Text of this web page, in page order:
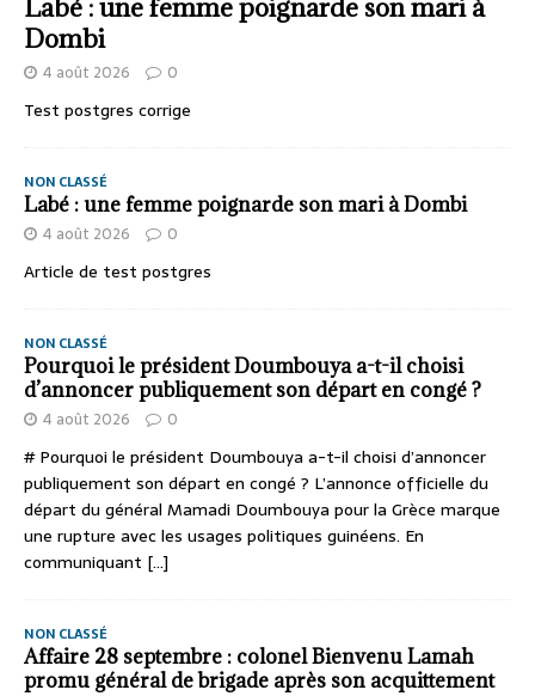
Labé : une femme poignarde son mari à
Dombi
4 août 2026 0
Test postgres corrige
NON CLASSÉ
Labé : une femme poignarde son mari à Dombi
4 août 2026 0
Article de test postgres
NON CLASSÉ
Pourquoi le président Doumbouya a-t-il choisi
d’annoncer publiquement son départ en congé ?
4 août 2026 0
# Pourquoi le président Doumbouya a-t-il choisi d’annoncer
publiquement son départ en congé ? L’annonce officielle du
départ du général Mamadi Doumbouya pour la Grèce marque
une rupture avec les usages politiques guinéens. En
communiquant [...]
NON CLASSÉ
Affaire 28 septembre : colonel Bienvenu Lamah
promu général de brigade après son acquittement